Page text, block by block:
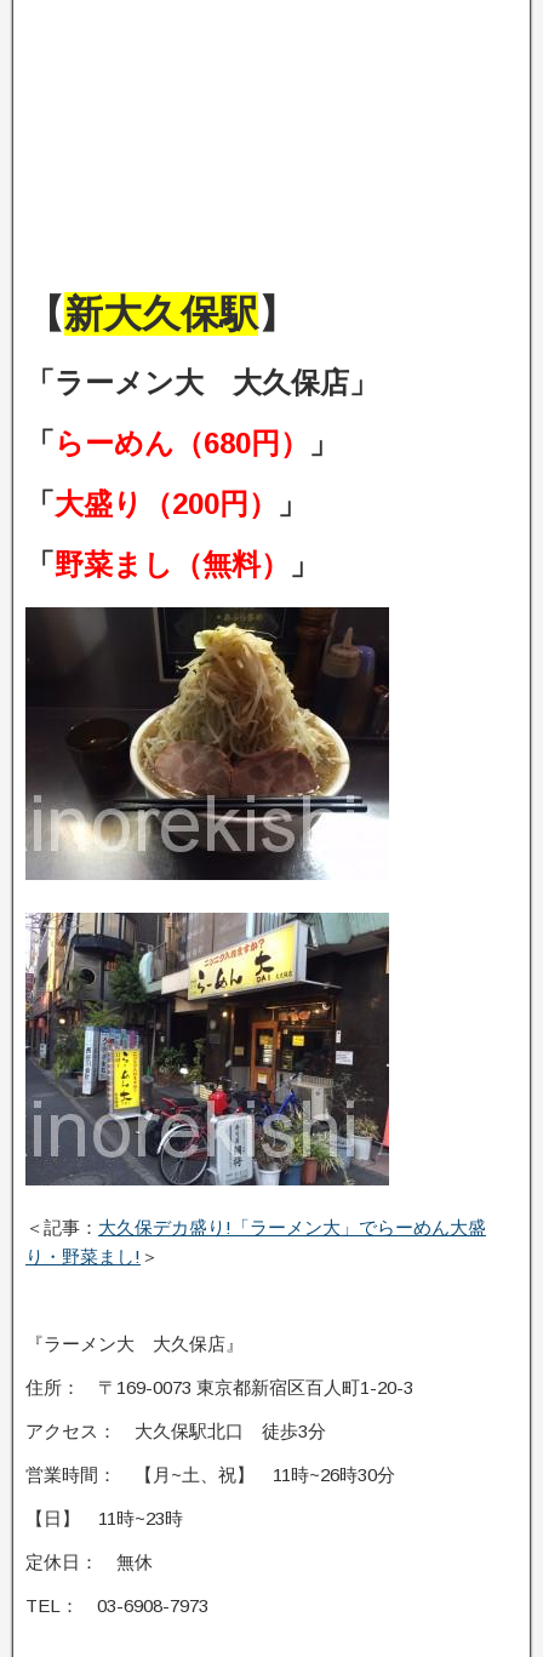
【新大久保駅】
「ラーメン大 大久保店」
「 らーめん（680円）
」
「 大盛り（200円）
」
「 野菜まし（無料） 」
＜記事： 大久保デカ盛り!「ラーメン大」でらーめん大盛
り・野菜まし! ＞
『ラーメン大 大久保店』
住所： 〒169-0073 東京都新宿区百人町1-20-3
アクセス： 大久保駅北口 徒歩3分
営業時間： 【月~土、祝】 11時~26時30分
【日】 11時~23時
定休日： 無休
TEL： 03-6908-7973